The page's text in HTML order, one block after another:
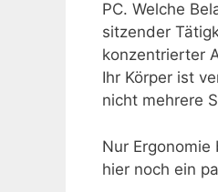
PC. Welche
sitzender
konzentrierter
Ihr Körper ist
nicht mehrere
Nur
hier noch ein